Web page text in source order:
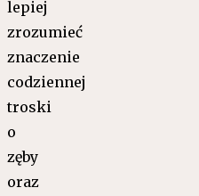
lepiej
zrozumieć
znaczenie
codziennej
troski
o
zęby
oraz